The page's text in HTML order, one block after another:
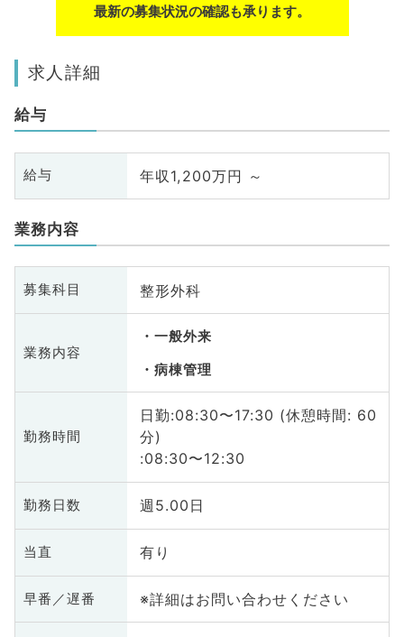
最新の募集状況の確認も承ります。
求人詳細
給与
給与 年収1,200万円 ～
業務内容
募集科目 整形外科
業務内容
一般外来
病棟管理
勤務時間
日勤:08:30〜17:30 (休憩時間: 60
分)
:08:30〜12:30
勤務日数 週5.00日
当直 有り
早番／遅番 ※詳細はお問い合わせください